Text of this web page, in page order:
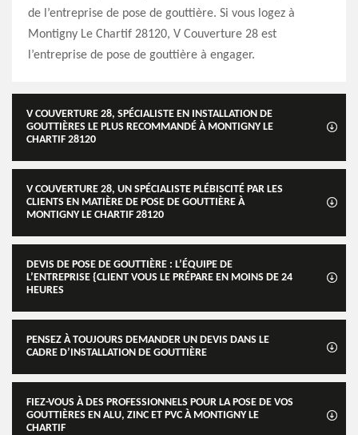
de l’entreprise de pose de gouttière. Si vous logez à
Montigny Le Chartif 28120, V Couverture 28 est
l’entreprise de pose de gouttière à engager.
V COUVERTURE 28, SPÉCIALISTE EN INSTALLATION DE
GOUTTIÈRES LE PLUS RECOMMANDÉ À MONTIGNY LE
CHARTIF 28120
V COUVERTURE 28, UN SPÉCIALISTE PLÉBISCITÉ PAR LES
CLIENTS EN MATIÈRE DE POSE DE GOUTTIÈRE À
MONTIGNY LE CHARTIF 28120
DEVIS DE POSE DE GOUTTIÈRE : L’ÉQUIPE DE
L’ENTREPRISE {CLIENT VOUS LE PRÉPARE EN MOINS DE 24
HEURES
PENSEZ À TOUJOURS DEMANDER UN DEVIS DANS LE
CADRE D’INSTALLATION DE GOUTTIÈRE
FIEZ-VOUS À DES PROFESSIONNELS POUR LA POSE DE VOS
GOUTTIÈRES EN ALU, ZINC ET PVC À MONTIGNY LE
CHARTIF